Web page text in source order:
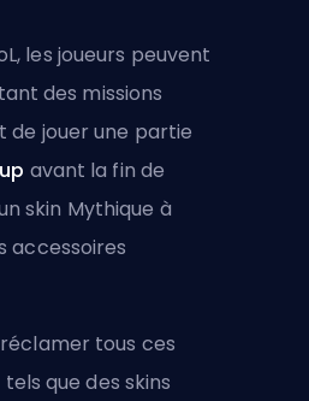
les joueurs peuvent
des missions
de jouer une partie
avant la fin de
skin Mythique à
accessoires
tous ces
que des skins